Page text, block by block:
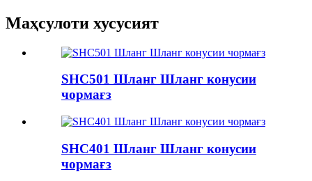
Маҳсулоти хусусият
SHC501 Шланг Шланг конусии
чормағз
SHC401 Шланг Шланг конусии
чормағз